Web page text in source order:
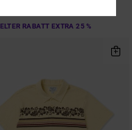
RABATT EXTRA 25 %